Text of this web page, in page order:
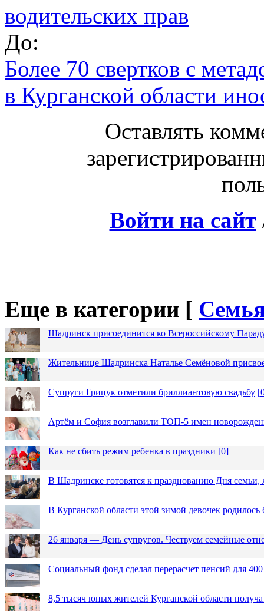
водительских прав
До:
Более 70 свертков с
в Курганской области
Оставлять
Войти на сайт
Еще в категории [
Шадринск присоединится ко Всероссийскому
Жительнице Шадринска Наталье Семёновой
Супруги Грицук отметили бриллиантовую свадьбу [
Артём и София возглавили ТОП-5 имен
Как не сбить режим ребенка в праздники [0]
В Шадринске готовятся к празднованию Дня семьи,
В Курганской области этой зимой девочек
26 января — День супругов. Чествуем семейные
Социальный фонд сделал перерасчет пенсий для
8,5 тысяч юных жителей Курганской области